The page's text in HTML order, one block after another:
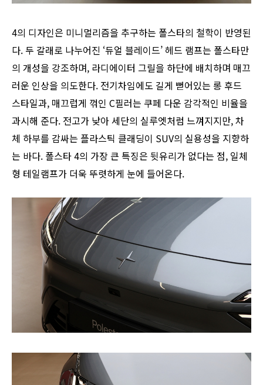
4의 디자인은 미니멀리즘을 추구하는 폴스타의 철학이 반영된
다. 두 갈래로 나누어진 ‘듀얼 블레이드’ 헤드 램프는 폴스타만
의 개성을 강조하며, 라디에이터 그릴을 하단에 배치하며 매끄
러운 인상을 의도한다. 전기차임에도 길게 뻗어있는 롱 후드
스타일과, 매끄럽게 꺾인 C필러는 쿠페 다운 감각적인 비율을
과시해 준다. 전고가 낮아 세단의 실루엣처럼 느껴지지만, 차
체 하부를 감싸는 플라스틱 클래딩이 SUV의 실용성을 지향하
는 바다. 폴스타 4의 가장 큰 특징은 뒷유리가 없다는 점, 일체
형 테일램프가 더욱 뚜렷하게 눈에 들어온다.